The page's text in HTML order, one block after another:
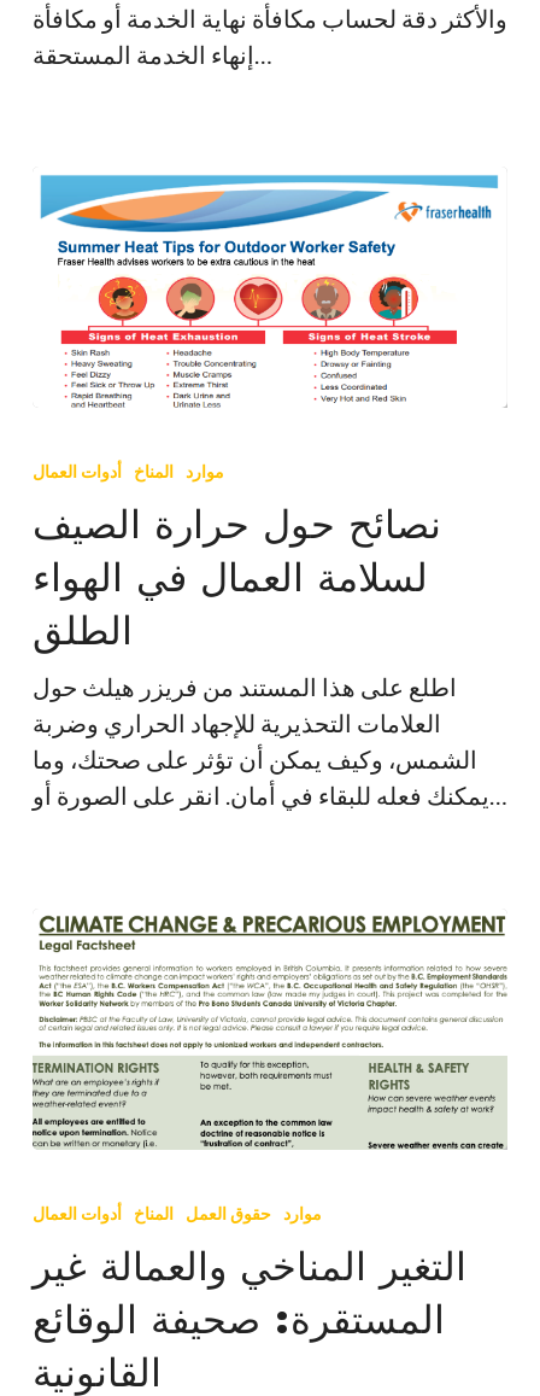
والأكثر دقة لحساب مكافأة نهاية الخدمة أو مكافأة
حول
الصيف
لسلامة
العمال
في
الهواء
الطلق
أدوات العمال المناخ موارد
نصائح حول حرارة الصيف
لسلامة العمال في الهواء
الطلق
اطلع على هذا المستند من فريزر هيلث حول
العلامات التحذيرية للإجهاد الحراري وضربة
الشمس، وكيف يمكن أن تؤثر على صحتك، وما
يمكنك فعله للبقاء في أمان. انقر على الصورة أو…
المناخي
غير
المستقرة:
صحيفة
الوقائع
أدوات العمال المناخ حقوق العمل موارد
التغير المناخي والعمالة غير
المستقرة: صحيفة الوقائع
القانونية